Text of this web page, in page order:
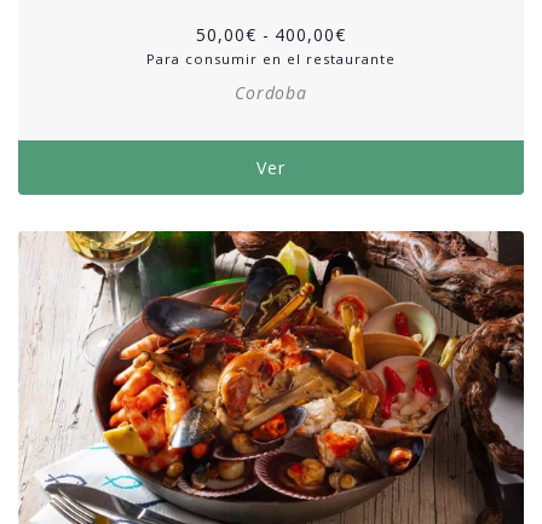
50,00€ - 400,00€
Para consumir en el restaurante
Cordoba
Ver